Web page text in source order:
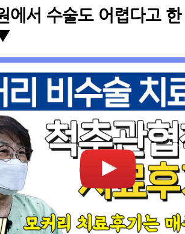
에서 수술도 어렵다고